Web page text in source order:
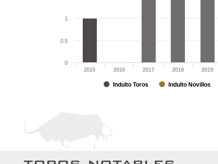
Indulto Toros Indulto Novillos
2015 2016 2017 2018 2019
0
0.5
1